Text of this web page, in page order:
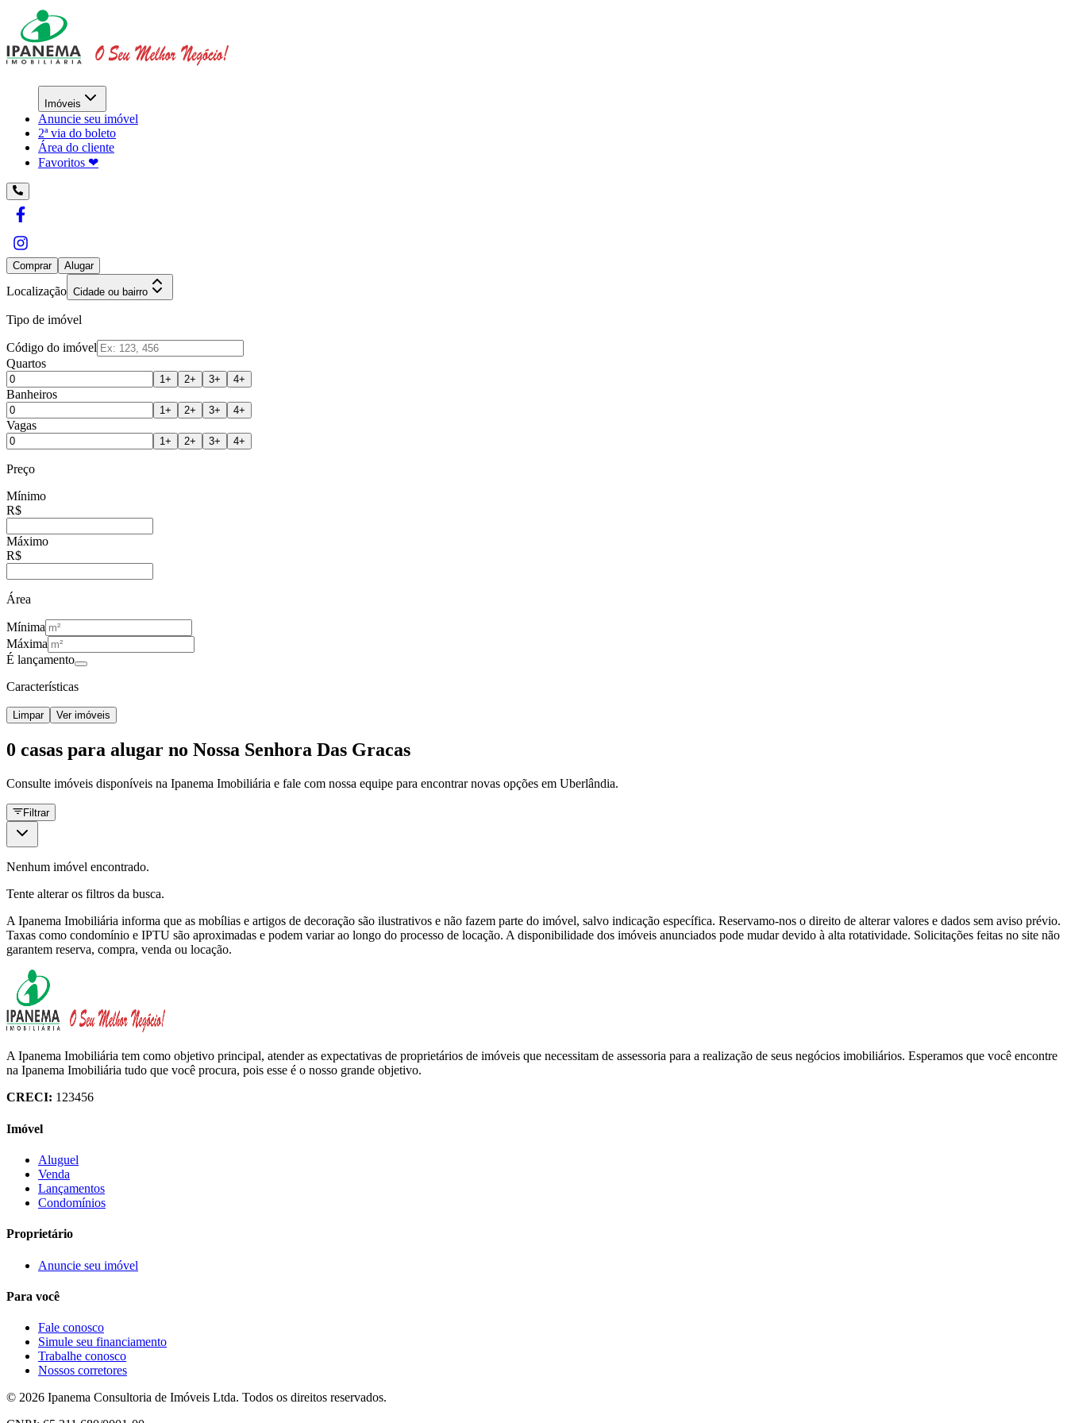
Imóveis
Anuncie seu imóvel
2ª via do boleto
Área do cliente
Favoritos ❤︎
Comprar Alugar
Localização Cidade ou bairro
Tipo de imóvel
Código do imóvel
Quartos
1+ 2+ 3+ 4+
Banheiros
1+ 2+ 3+ 4+
Vagas
1+ 2+ 3+ 4+
Preço
Mínimo
R$
Máximo
R$
Área
Mínima
Máxima
É lançamento
Características
Limpar Ver imóveis
0 casas para alugar no Nossa Senhora Das Gracas
Consulte imóveis disponíveis na Ipanema Imobiliária e fale com nossa equipe para encontrar novas opções em Uberlândia.
Filtrar
Nenhum imóvel encontrado.
Tente alterar os filtros da busca.
AIpanema Imobiliária informa que as mobílias e artigos de decoração são ilustrativos e não fazem parte do imóvel, salvo indicação específica. Reservamo-nos o direito de alterar valores e dados sem aviso prévio.
Taxas como condomínio e IPTU são aproximadas e podem variar ao longo do processo de locação. A disponibilidade dos imóveis anunciados pode mudar devido à alta rotatividade. Solicitações feitas no site não
garantem reserva, compra, venda ou locação.
A Ipanema Imobiliária tem como objetivo principal, atender as expectativas de proprietários de imóveis que necessitam de assessoria para a realização de seus negócios imobiliários. Esperamos que você encontre
na Ipanema Imobiliária tudo que você procura, pois esse é o nosso grande objetivo.
CRECI: 123456
Imóvel
Aluguel
Venda
Lançamentos
Condomínios
Proprietário
Anuncie seu imóvel
Para você
Fale conosco
Simule seu financiamento
Trabalhe conosco
Nossos corretores
© 2026 Ipanema Consultoria de Imóveis Ltda. Todos os direitos reservados.